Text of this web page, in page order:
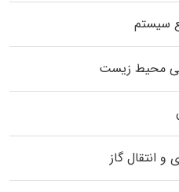
سیستم
محیط زیست
انتقال گاز